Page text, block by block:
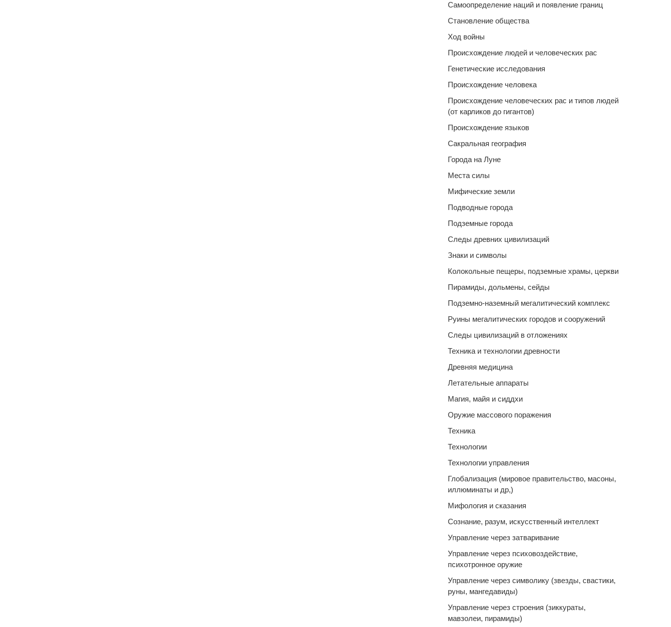
Самоопределение наций и появление границ
Становление общества
Ход войны
Происхождение людей и человеческих рас
Генетические исследования
Происхождение человека
Происхождение человеческих рас и типов людей
(от карликов до гигантов)
Происхождение языков
Сакральная география
Города на Луне
Места силы
Мифические земли
Подводные города
Подземные города
Следы древних цивилизаций
Знаки и символы
Колокольные пещеры, подземные храмы, церкви
Пирамиды, дольмены, сейды
Подземно-наземный мегалитический комплекс
Руины мегалитических городов и сооружений
Следы цивилизаций в отложениях
Техника и технологии древности
Древняя медицина
Летательные аппараты
Магия, майя и сиддхи
Оружие массового поражения
Техника
Технологии
Технологии управления
Глобализация (мировое правительство, масоны,
иллюминаты и др,)
Мифология и сказания
Сознание, разум, искусственный интеллект
Управление через затваривание
Управление через психовоздействие,
психотронное оружие
Управление через символику (звезды, свастики,
руны, мангедавиды)
Управление через строения (зиккураты,
мавзолеи, пирамиды)